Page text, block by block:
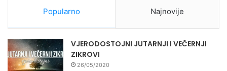
Popularno Najnovije
VJERODOSTOJNI JUTARNJI I VEČERNJI
ZIKROVI
26/05/2020